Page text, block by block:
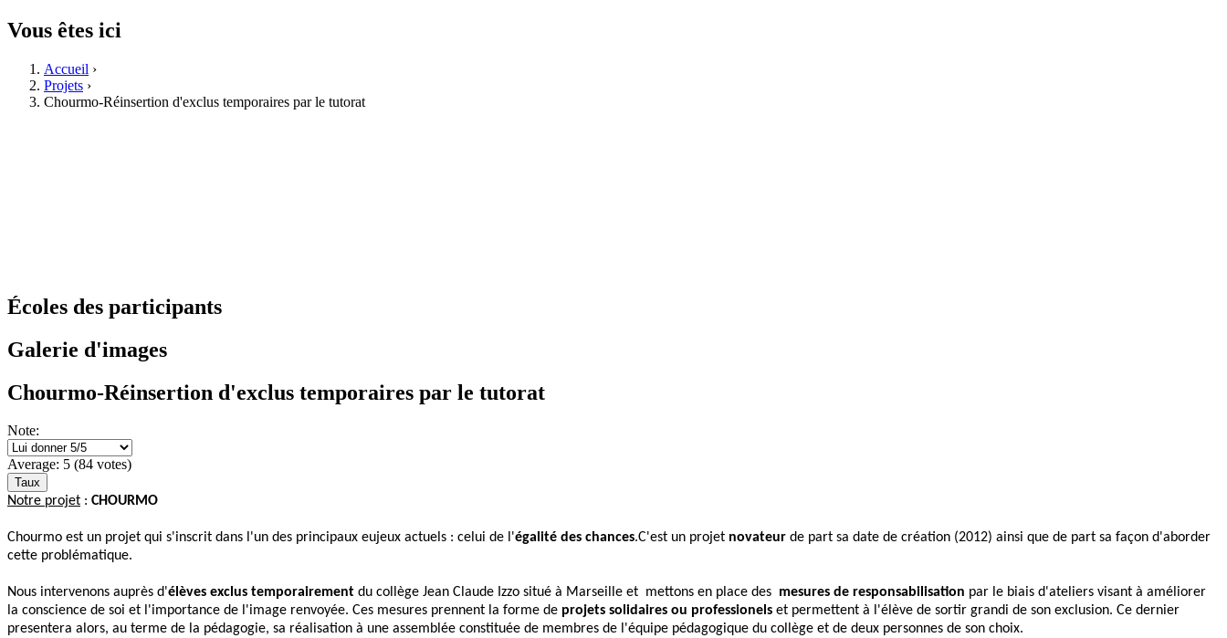
Vous êtes ici
Accueil ›
Projets ›
Chourmo-Réinsertion d'exclus temporaires par le tutorat
Écoles des participants
Galerie d'images
Chourmo-Réinsertion d'exclus temporaires par le tutorat
Note:
Average: 5 (84 votes)
Notre projet : CHOURMO
Chourmo est un projet qui s'inscrit dans l'un des principaux eujeux actuels : celui de l'égalité des chances.C'est un projet novateur de part sa date de création (2012) ainsi que de part sa façon d'aborder
cette problématique.
Nous intervenons auprès d'élèves exclus temporairement du collège Jean Claude Izzo situé à Marseille et mettons en place des mesures de responsabilisation par le biais d'ateliers visant à améliorer
la conscience de soi et l'importance de l'image renvoyée. Ces mesures prennent la forme de projets solidaires ou professionels et permettent à l'élève de sortir grandi de son exclusion. Ce dernier
presentera alors, au terme de la pédagogie, sa réalisation à une assemblée constituée de membres de l'équipe pédagogique du collège et de deux personnes de son choix.